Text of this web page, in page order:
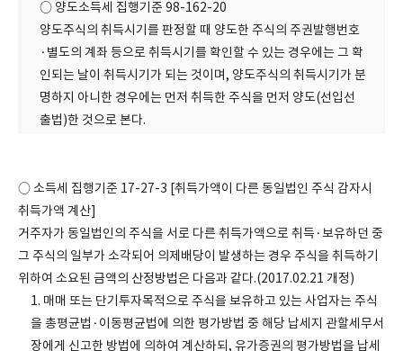
○ 양도소득세 집행기준 98-162-20
양도주식의 취득시기를 판정할 때 양도한 주식의 주권발행번호
·별도의 계좌 등으로 취득시기를 확인할 수 있는 경우에는 그 확
인되는 날이 취득시기가 되는 것이며, 양도주식의 취득시기가 분
명하지 아니한 경우에는 먼저 취득한 주식을 먼저 양도(선입선
출법)한 것으로 본다.
○ 소득세 집행기준 17-27-3 [취득가액이 다른 동일법인 주식 감자시
취득가액 계산]
거주자가 동일법인의 주식을 서로 다른 취득가액으로 취득·보유하던 중
그 주식의 일부가 소각되어 의제배당이 발생하는 경우 주식을 취득하기
위하여 소요된 금액의 산정방법은 다음과 같다.(2017.02.21 개정)
1. 매매 또는 단기투자목적으로 주식을 보유하고 있는 사업자는 주식
을 총평균법·이동평균법에 의한 평가방법 중 해당 납세지 관할세무서
장에게 신고한 방법에 의하여 계산하되, 유가증권의 평가방법을 납세